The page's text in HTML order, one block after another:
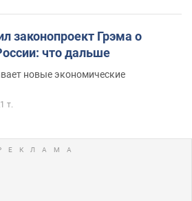
законопроект Грэма о
что дальше
новые экономические
т.